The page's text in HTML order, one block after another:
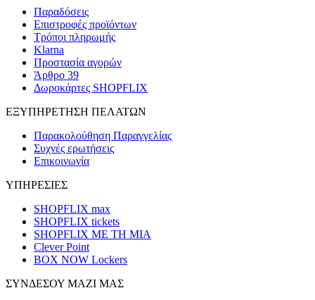
Παραδόσεις
Επιστροφές προϊόντων
Τρόποι πληρωμής
Klarna
Προστασία αγορών
Άρθρο 39
Δωροκάρτες SHOPFLIX
ΕΞΥΠΗΡΕΤΗΣΗ ΠΕΛΑΤΩΝ
Παρακολούθηση Παραγγελίας
Συχνές ερωτήσεις
Επικοινωνία
ΥΠΗΡΕΣΙΕΣ
SHOPFLIX max
SHOPFLIX tickets
SHOPFLIX ΜΕ ΤΗ ΜΙΑ
Clever Point
BOX NOW Lockers
ΣΥΝΔΕΣΟΥ ΜΑΖΙ ΜΑΣ